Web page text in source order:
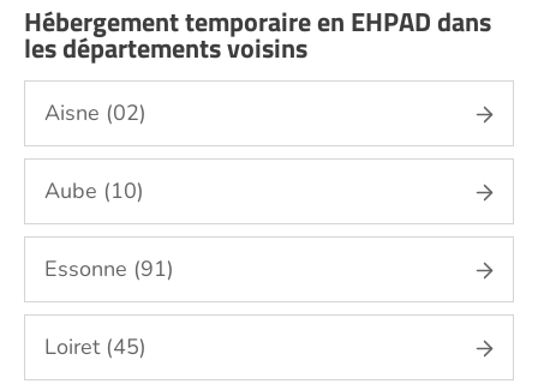
Hébergement temporaire en EHPAD dans
les départements voisins
Aisne (02)
Aube (10)
Essonne (91)
Loiret (45)